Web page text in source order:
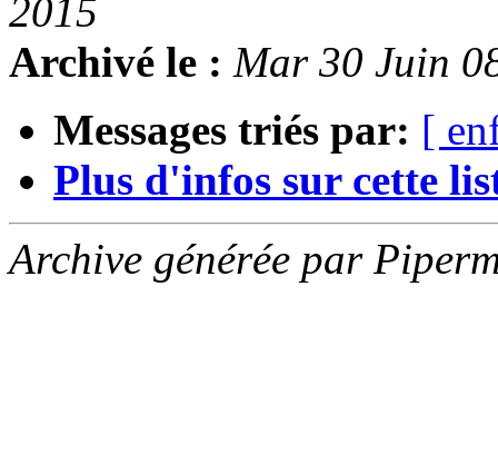
2015
Archivé le : Mar 30 Juin
Messages triés par: [
Plus d'infos sur cette
Archive générée par